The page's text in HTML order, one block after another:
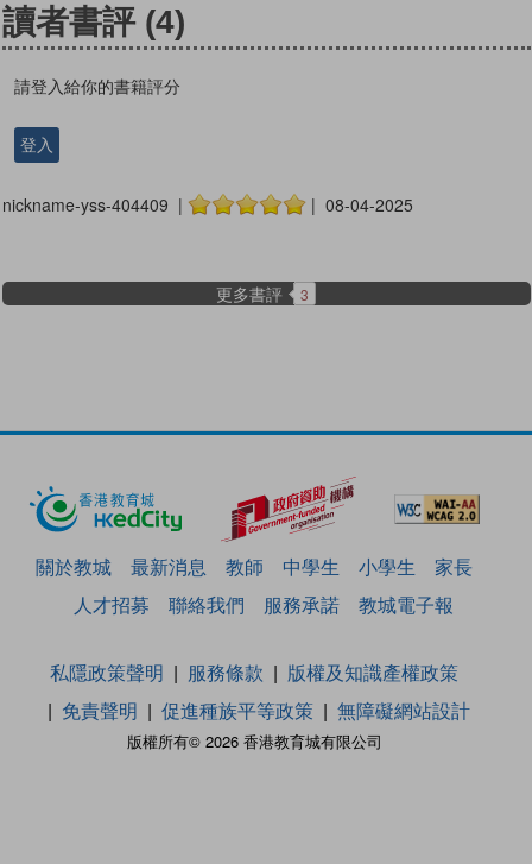
讀者書評 (4)
請登入給你的書籍評分
登入
nickname-yss-404409 | | 08-04-2025
更多書評 3
關於教城 最新消息 教師 中學生 小學生
家長
人才招募
聯絡我們 服務承諾 教城電子報
版權所有© 2026 香港教育城有限公司
私隱政策聲明 服務條款
版權及知識產權政策
免責聲明
促進種族平等政策 無障礙網站設計